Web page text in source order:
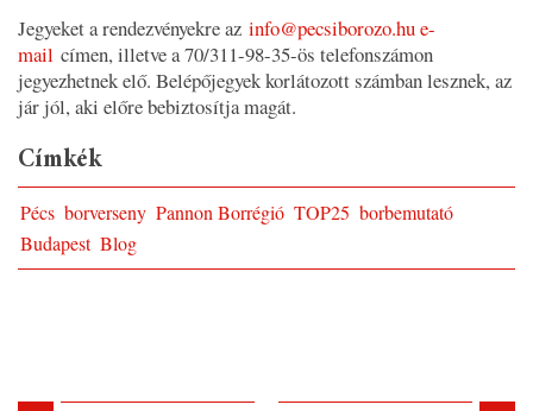
Jegyeket a rendezvényekre az info@pecsiborozo.hu e-
mail címen, illetve a 70/311-98-35-ös telefonszámon
jegyezhetnek elő. Belépőjegyek korlátozott számban lesznek, az
jár jól, aki előre bebiztosítja magát.
Címkék
Pécs borverseny Pannon Borrégió TOP25 borbemutató
Budapest Blog